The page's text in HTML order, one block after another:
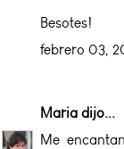
Besotes!
febrero 03,
Maria dijo...
Me